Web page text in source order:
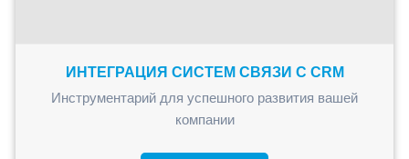
ИНТЕГРАЦИЯ СИСТЕМ СВЯЗИ С CRM
Инструментарий для успешного развития вашей
компании